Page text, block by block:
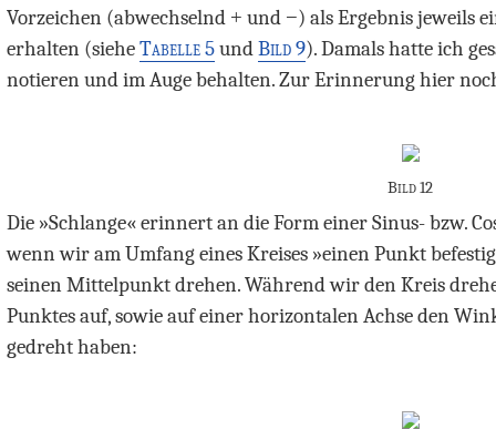
Vorzeichen (abwechselnd + und −) als Ergebnis jeweils
erhalten (sieheTabelle 5undBild 9). Damals hatte ich
notieren und im Auge behalten. Zur Erinnerung hier
Bild 12
Die »Schlange« erinnert an die Form einer Sinus- bzw.
wenn wir am Umfang eines Kreises »einen Punkt
seinen Mittelpunkt drehen. Während wir den Kreis
Punktes auf, sowie auf einer horizontalen Achse den
gedreht haben: